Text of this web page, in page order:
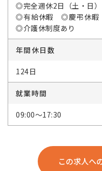
◎完全週休2日（土・
◎有給休暇 ◎慶弔休
◎介護休制度あり
年間休日数
124日
就業時間
09:00～17:30
この求人へ